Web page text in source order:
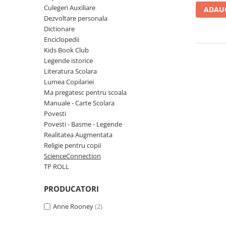
Numerologie
Paranormal
Parapsihologie
ReConnect
ScienceConnection
SelfConnect
SelfHealing
Culegeri Auxiliare
Dezvoltare personala
Dictionare
Enciclopedii
Kids Book Club
Legende istorice
Literatura Scolara
Lumea Copilariei
Ma pregatesc pentru scoala
Manuale - Carte Scolara
Povesti
Povesti - Basme - Legende
Realitatea Augmentata
Religie pentru copii
ScienceConnection
TP ROLL
PRODUCATORI
Anne Rooney(2)